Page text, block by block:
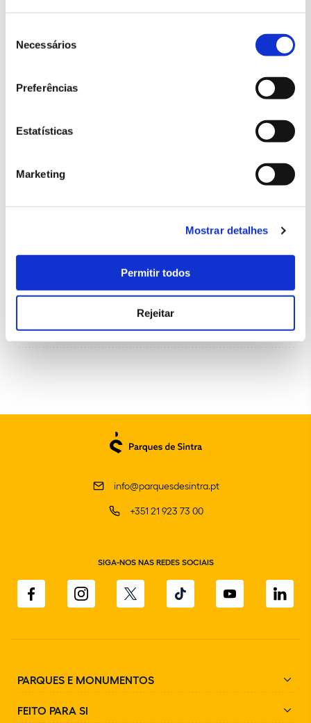
Necessários
Preferências
Estatísticas
Marketing
Mostrar detalhes
Permitir todos
Rejeitar
fortalezas do norte da Índia. Aqui encontravam-se
no piso superior.
Saiba mais
História do Palácio Nacional da Pena
info@parquesdesintra.pt
+351 21 923 73 00
SIGA-NOS NAS REDES SOCIAIS
PARQUES E MONUMENTOS
FEITO PARA SI